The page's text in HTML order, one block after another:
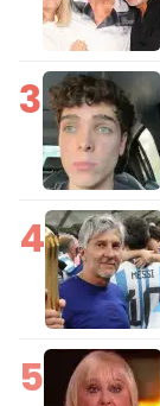
3
4
5